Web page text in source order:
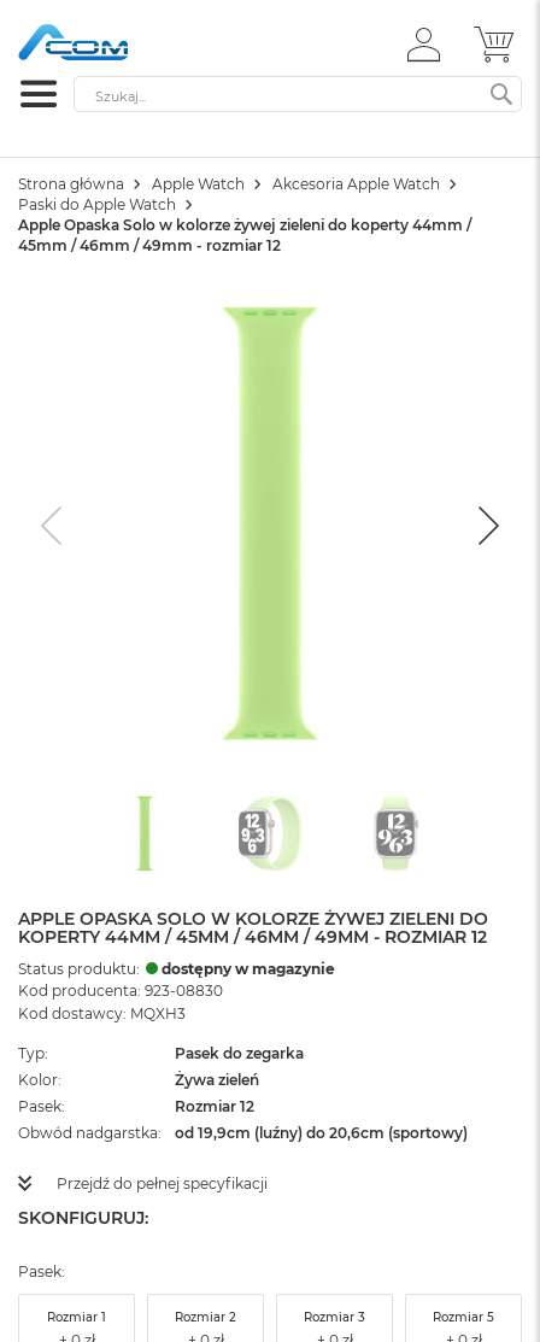
ZALOGUJ
SIĘ
Szukaj
Strona główna Apple Watch
Akcesoria Apple Watch
Paski do Apple Watch
Apple Opaska Solo w kolorze żywej zieleni do koperty 44mm /
45mm / 46mm / 49mm - rozmiar 12
APPLE OPASKA SOLO W KOLORZE ŻYWEJ ZIELENI DO
KOPERTY 44MM / 45MM / 46MM / 49MM - ROZMIAR 12
Status produktu:
dostępny w magazynie
Kod producenta: 923-08830
Kod dostawcy: MQXH3
Typ
Pasek do zegarka
Kolor
Żywa zieleń
Pasek
Rozmiar 12
Obwód nadgarstka
od 19,9cm (luźny) do 20,6cm (sportowy)
Przejdź do pełnej specyfikacji
SKONFIGURUJ:
Pasek:
Rozmiar 1 Rozmiar 2 Rozmiar 3 Rozmiar 5